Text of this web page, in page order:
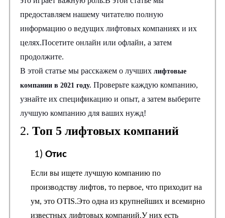
предоставляем нашему читателю полную
информацию о ведущих лифтовых компаниях и их
целях.Посетите онлайн или офлайн, а затем
продолжите.
В этой статье мы расскажем о лучших лифтовые
компании в 2021 году. Проверьте каждую компанию,
узнайте их спецификацию и опыт, а затем выберите
лучшую компанию для ваших нужд!
2. Топ 5 лифтовых компаний
1) Отис
Если вы ищете лучшую компанию по
производству лифтов, то первое, что приходит на
ум, это OTIS.Это одна из крупнейших и всемирно
известных лифтовых компаний.У них есть